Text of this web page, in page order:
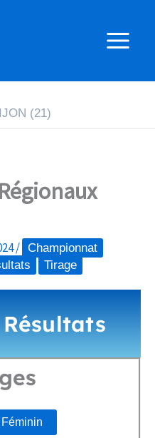
(21)
/ Championnat
Tirage
Féminin